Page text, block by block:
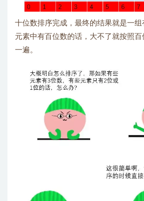
十位数排序完成，最终的结果就是一
元素中有百位数的话，大不了就按照
一遍。